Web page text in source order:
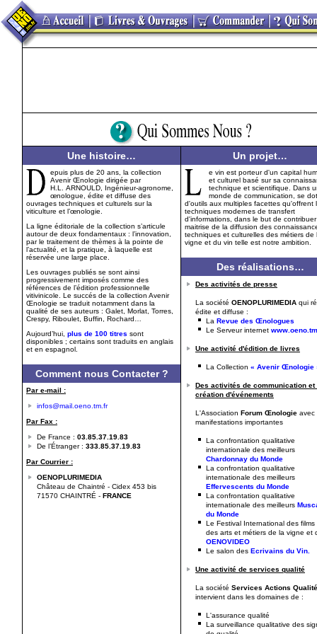
Une histoire…
epuis plus de 20 ans, la collection
Avenir Œnologie dirigée par
H.L. ARNOULD, Ingénieur-agronome,
œnologue, édite et diffuse des
ouvrages techniques et culturels sur la
viticulture et l’œnologie.
La ligne éditoriale de la collection s’articule
autour de deux fondamentaux : l’innovation,
par le traitement de thèmes à la pointe de
l’actualité, et la pratique, à laquelle est
réservée une large place.
Les ouvrages publiés se sont ainsi
progressivement imposés comme des
références de l’édition professionnelle
vitivinicole. Le succés de la collection Avenir
Œnologie se traduit notamment dans la
qualité de ses auteurs : Galet, Morlat, Torres,
Crespy, Riboulet, Buffin, Rochard…
Aujourd’hui, plus de 100 titres sont
disponibles ; certains sont traduits en anglais
et en espagnol.
Comment nous Contacter ?
Par e-mail :
infos@mail.oeno.tm.fr
Par Fax :
De France : 03.85.37.19.83
De l’Étranger : 333.85.37.19.83
Par Courrier :
OENOPLURIMEDIA
Château de Chaintré - Cidex 453 bis
71570 CHAINTRÉ - FRANCE
Un projet…
e vin est porteur d'un capital
et culturel basé sur sa
technique et scientifique. Dans
monde de communication, se
d'outils aux multiples facettes qu'offrent
techniques modernes de transfert
d'informations, dans le but de
maitrise de la diffusion des
techniques et culturelles des métiers de
vigne et du vin telle est notre ambition.
Des réalisations…
Des activités de presse
La société OENOPLURIMEDIA qui
édite et diffuse :
La Revue des Œnologues
Le Serveur internet
Une activité d'édition de livres
La Collection « Avenir Œnologie
Des activités de communication et
création d'événements
L'Association Forum Œnologie avec
manifestations importantes
La confrontation qualitative
internationale des meilleurs
Chardonnay du Monde
La confrontation qualitative
internationale des meilleurs
Effervescents du Monde
La confrontation qualitative
internationale des meilleurs
du Monde
Le Festival International des films
des arts et métiers de la vigne et
OENOVIDEO
Le salon des Ecrivains du Vin.
Une activité de services qualité
La société Services Actions Qualité
intervient dans les domaines de :
L'assurance qualité
La surveillance qualitative des